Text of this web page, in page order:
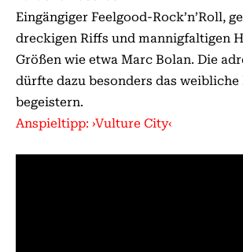
Eingängiger Feelgood-Rock’n’Roll,
dreckigen Riffs und mannigfaltigen
Größen wie etwa Marc Bolan. Die
dürfte dazu besonders das
begeistern.
Anspieltipp: ›Vulture City‹